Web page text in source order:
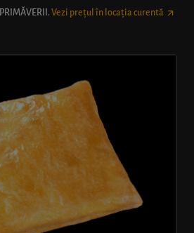
PRIMĂVERII . Vezi prețul în locația curentă